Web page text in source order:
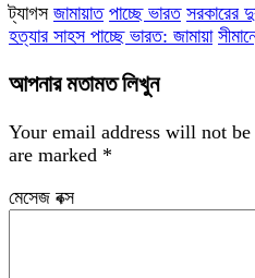
ট্যাগস জামায়াত পাচ্ছে ভারত সরকারের
হত্যার সাহস পাচ্ছে ভারত: জামায়া
আপনার মতামত লিখুন
Your email address will not be
are marked *
মেসেজ বক্স